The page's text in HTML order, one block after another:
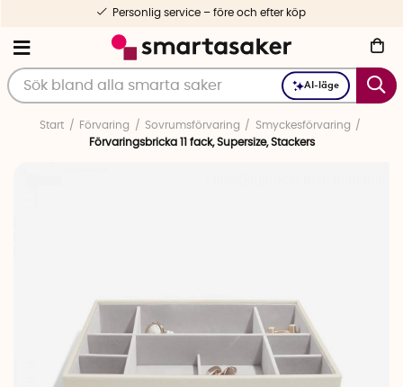
AI-läge
Personlig service – före och efter köp
Start Förvaring Sovrumsförvaring
Smyckesförvaring
Förvaringsbricka 11 fack, Supersize, Stackers